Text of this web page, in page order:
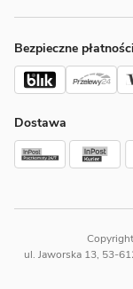
Bezpieczne płatności
Dostawa
ul. Jaworska 13, 53-